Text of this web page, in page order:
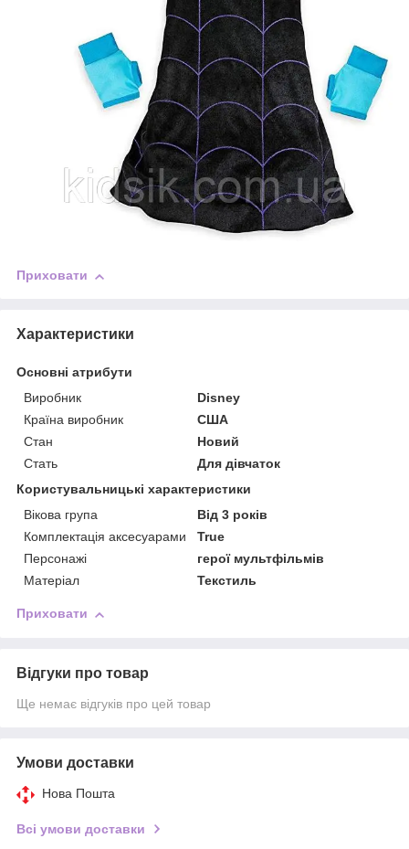
Приховати
Характеристики
Основні атрибути
Виробник
Disney
Країна виробник
США
Стан
Новий
Стать
Для дівчаток
Користувальницькі характеристики
Вікова група
Від 3 років
Комплектація аксесуарами
True
Персонажі
герої мультфільмів
Матеріал
Текстиль
Приховати
Відгуки про товар
Ще немає відгуків про цей товар
Умови доставки
Нова Пошта
Всі умови доставки